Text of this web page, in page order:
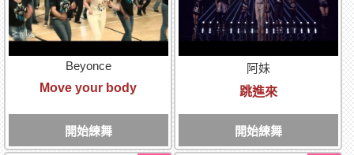
Beyonce
Move your body
開始練舞
阿妹
跳進來
開始練舞